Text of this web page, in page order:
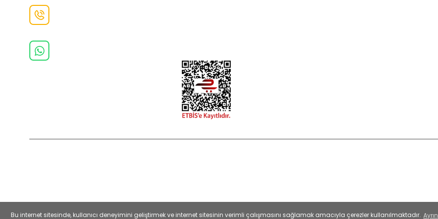
Bu internet sitesinde, kullanıcı deneyimini geliştirmek ve internet sitesinin verimli çalışmasını sağlamak amacıyla çerezler kullanılmaktadır.